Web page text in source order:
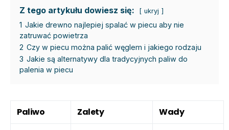
Z tego artykułu dowiesz się: ukryj
1 Jakie drewno najlepiej spalać w piecu aby nie
zatruwać powietrza
2 Czy w piecu można palić węglem i jakiego rodzaju
3 Jakie są alternatywy dla tradycyjnych paliw do
palenia w piecu
Paliwo Zalety Wady